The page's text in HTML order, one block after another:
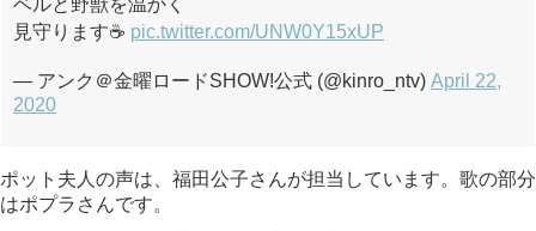
ベルと野獣を温かく
見守ります☕️ pic.twitter.com/UNW0Y15xUP
— アンク＠金曜ロードSHOW!公式 (@kinro_ntv) April 22,
2020
ポット夫人の声は、福田公子さんが担当しています。歌の部分
はポプラさんです。